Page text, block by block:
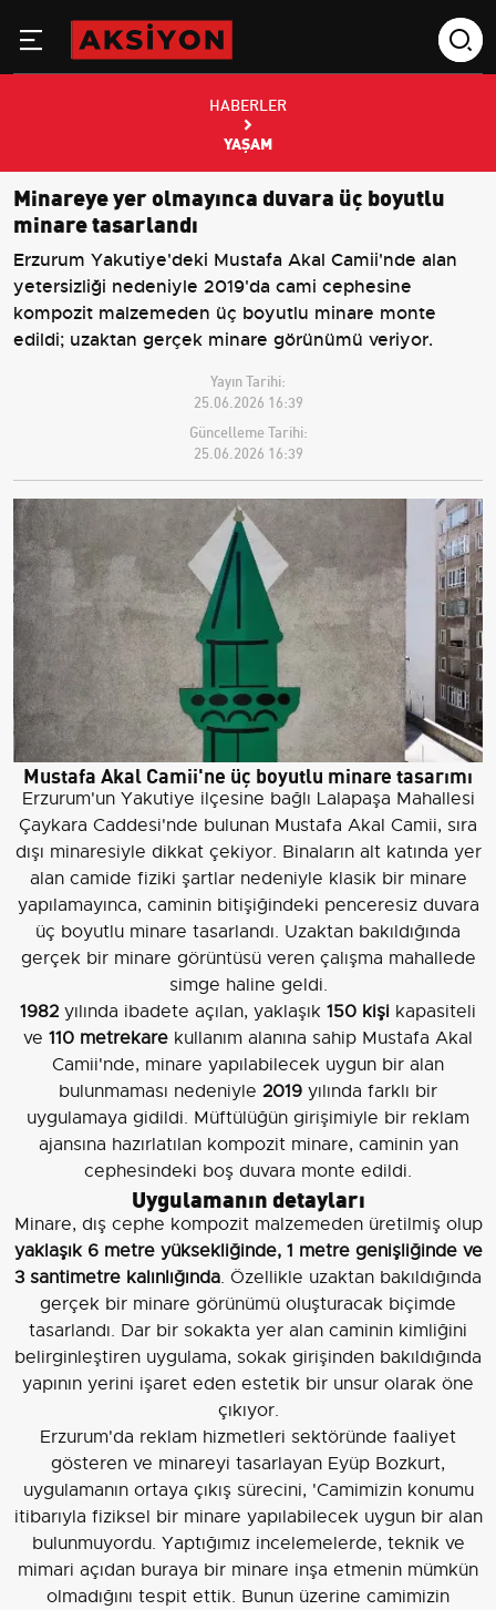
HABERLER
YAŞAM
Minareye yer olmayınca duvara üç boyutlu
minare tasarlandı
Erzurum Yakutiye'deki Mustafa Akal Camii'nde alan
yetersizliği nedeniyle 2019'da cami cephesine
kompozit malzemeden üç boyutlu minare monte
edildi; uzaktan gerçek minare görünümü veriyor.
Yayın Tarihi:
25.06.2026 16:39
Güncelleme Tarihi:
25.06.2026 16:39
Mustafa Akal Camii'ne üç boyutlu minare tasarımı
Erzurum'un Yakutiye ilçesine bağlı Lalapaşa Mahallesi
Çaykara Caddesi'nde bulunan Mustafa Akal Camii, sıra
dışı minaresiyle dikkat çekiyor. Binaların alt katında yer
alan camide fiziki şartlar nedeniyle klasik bir minare
yapılamayınca, caminin bitişiğindeki penceresiz duvara
üç boyutlu minare tasarlandı. Uzaktan bakıldığında
gerçek bir minare görüntüsü veren çalışma mahallede
simge haline geldi.
1982 yılında ibadete açılan, yaklaşık 150 kişi kapasiteli
ve 110 metrekare kullanım alanına sahip Mustafa Akal
Camii'nde, minare yapılabilecek uygun bir alan
bulunmaması nedeniyle 2019 yılında farklı bir
uygulamaya gidildi. Müftülüğün girişimiyle bir reklam
ajansına hazırlatılan kompozit minare, caminin yan
cephesindeki boş duvara monte edildi.
Uygulamanın detayları
Minare, dış cephe kompozit malzemeden üretilmiş olup
yaklaşık 6 metre yüksekliğinde, 1 metre genişliğinde ve
3 santimetre kalınlığında. Özellikle uzaktan bakıldığında
gerçek bir minare görünümü oluşturacak biçimde
tasarlandı. Dar bir sokakta yer alan caminin kimliğini
belirginleştiren uygulama, sokak girişinden bakıldığında
yapının yerini işaret eden estetik bir unsur olarak öne
çıkıyor.
Erzurum'da reklam hizmetleri sektöründe faaliyet
gösteren ve minareyi tasarlayan Eyüp Bozkurt,
uygulamanın ortaya çıkış sürecini, 'Camimizin konumu
itibarıyla fiziksel bir minare yapılabilecek uygun bir alan
bulunmuyordu. Yaptığımız incelemelerde, teknik ve
mimari açıdan buraya bir minare inşa etmenin mümkün
olmadığını tespit ettik. Bunun üzerine camimizin